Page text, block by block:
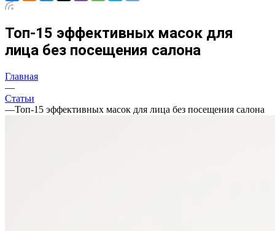
Топ-15 эффективных масок для
лица без посещения салона
Главная
—
Статьи
—Топ-15 эффективных масок для лица без посещения салона